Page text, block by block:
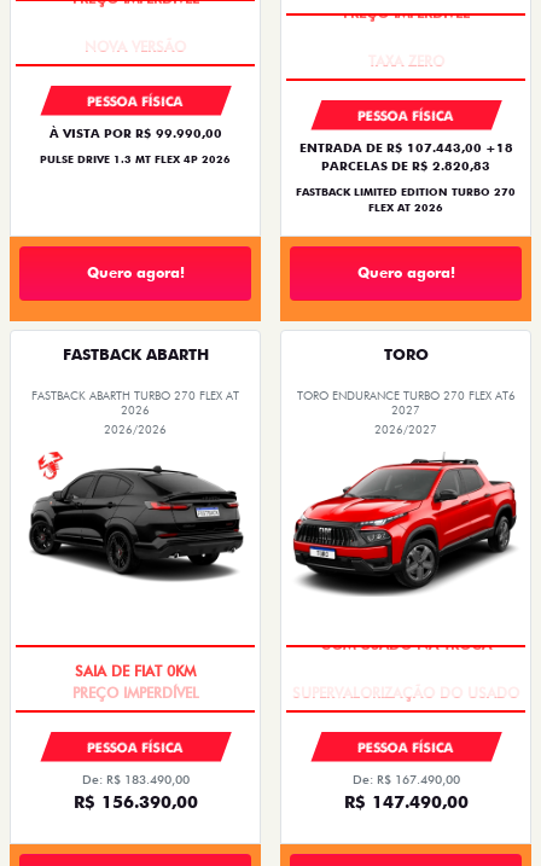
PREÇO IMPERDÍVEL
PESSOA FÍSICA
À VISTA POR R$ 99.990,00
PULSE DRIVE 1.3 MT FLEX 4P 2026
Quero agora!
PREÇO IMPERDÍVEL
PESSOA FÍSICA
ENTRADA DE R$ 107.443,00 +18
PARCELAS DE R$ 2.820,83
FASTBACK LIMITED EDITION TURBO 270
FLEX AT 2026
Quero agora!
FASTBACK ABARTH
FASTBACK ABARTH TURBO 270 FLEX AT
2026
2026/2026
PESSOA FÍSICA
De: R$ 183.490,00
R$ 156.390,00
TORO
TORO ENDURANCE TURBO 270 FLEX AT6
2027
2026/2027
PESSOA FÍSICA
De: R$ 167.490,00
R$ 147.490,00